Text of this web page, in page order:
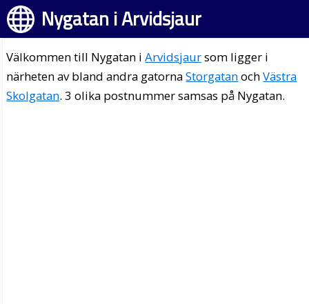
Nygatan i Arvidsjaur
Välkommen till Nygatan iArvidsjaursom ligger i
närheten av bland andra gatornaStorgatanochVästra
Skolgatan. 3 olika postnummer samsas på Nygatan.